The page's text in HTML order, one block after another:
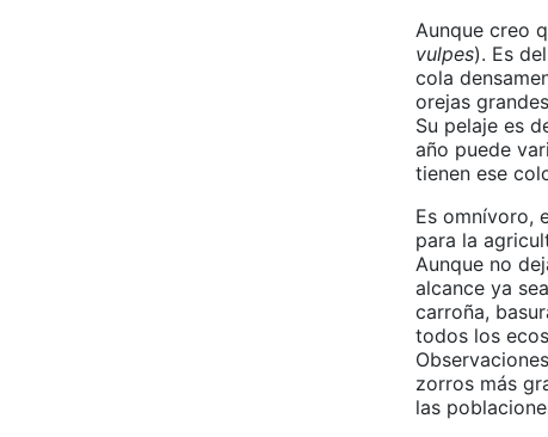
Aunque creo
vulpes). Es
cola
orejas
Su pelaje es
año puede
tienen ese
Es omnívoro,
para la
Aunque no
alcance ya
carroña,
todos los
zorros más
las